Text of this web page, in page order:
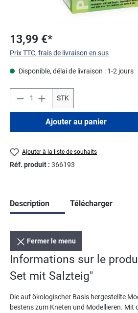
13,99 €*
Prix TTC, frais de livraison en sus
Disponible, délai de livraison : 1-2 jours
STK
Ajouter au panier
Ajouter à la liste de souhaits
Réf. produit : 366193
Description Télécharger
Fermer le menu
Informations sur le
Set mit Salzteig"
Die auf ökologischer Basis hergestellte
bestens zum Kneten und Modellieren. Mit